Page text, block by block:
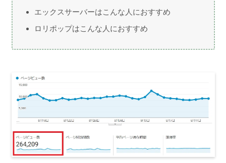
エックスサーバーはこんな人におすすめ
ロリポップはこんな人におすすめ